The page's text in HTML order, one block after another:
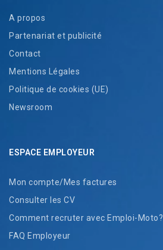
A propos
Partenariat et publicité
Contact
Mentions Légales
Politique de cookies (UE)
Newsroom
ESPACE EMPLOYEUR
Mon compte/Mes factures
Consulter les CV
Comment recruter avec Emploi-Moto?
FAQ Employeur